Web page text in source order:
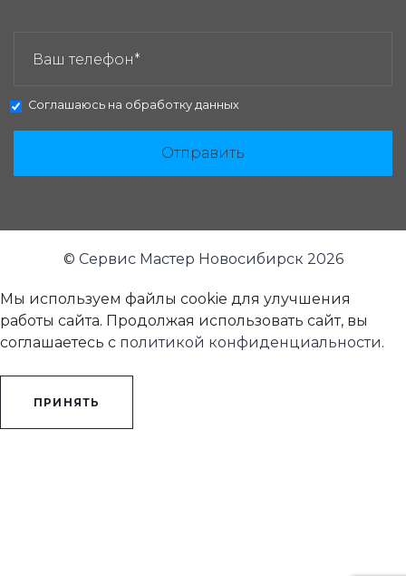
Соглашаюсь на обработку данных
Отправить
© Сервис Мастер Новосибирск 2026
Мы используем файлы cookie для улучшения
работы сайта. Продолжая использовать сайт, вы
соглашаетесь с политикой конфиденциальности.
ПРИНЯТЬ